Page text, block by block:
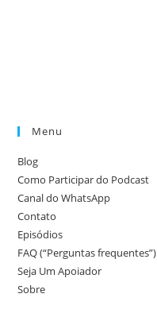
Menu
Blog
Como Participar do Podcast
Canal do WhatsApp
Contato
Episódios
FAQ (“Perguntas frequentes”)
Seja Um Apoiador
Sobre